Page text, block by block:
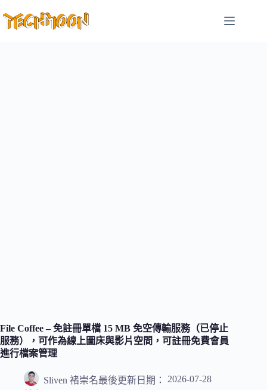
至
File Coffee – 免註冊單檔 15 MB 免空傳輸服務（已停止
服務），可作為線上圖床與影片空間，可註冊免費會員
進行檔案管理
Sliven 褚崇名最後更新日期：
2026-07-28